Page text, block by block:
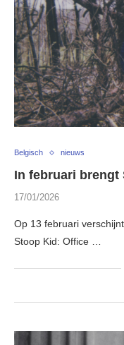
Belgisch nieuws
In februari brengt
17/01/2026
Op 13 februari
Stoop Kid: Office …